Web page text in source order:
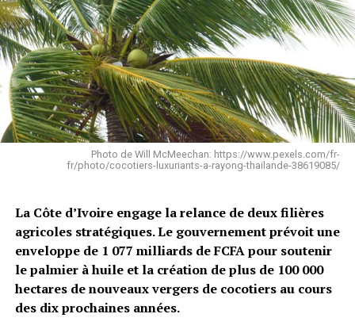
Photo de Will McMeechan: https://www.pexels.com/fr-
fr/photo/cocotiers-luxuriants-a-rayong-thailande-38619085/
La Côte d’Ivoire engage la relance de deux filières
agricoles stratégiques. Le gouvernementprévoit une
enveloppe de 1 077 milliards de FCFA pour soutenir
le palmier à huile et la création de plus de 100 000
hectares de nouveaux vergers de cocotiers au cours
des dix prochaines années.